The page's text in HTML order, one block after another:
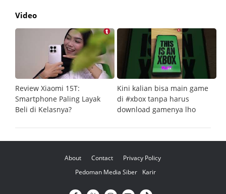
Video
Review Xiaomi 15T:
Smartphone Paling Layak
Beli di Kelasnya?
Kini kalian bisa main game
di #xbox tanpa harus
download gamenya lho
About Contact
Privacy Policy
Pedoman Media Siber
Karir